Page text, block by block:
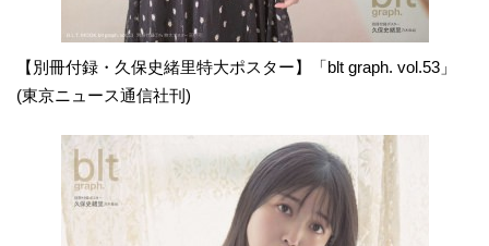
【別冊付録・久保史緒里特大ポスター】「blt graph. vol.53」
(東京ニュース通信社刊)